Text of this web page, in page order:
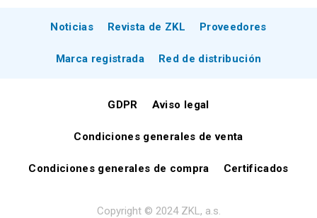
Noticias Revista de ZKL Proveedores
Marca registrada Red de distribución
GDPR Aviso legal
Condiciones generales de venta
Condiciones generales de compra Certificados
Copyright © 2024 ZKL, a.s.